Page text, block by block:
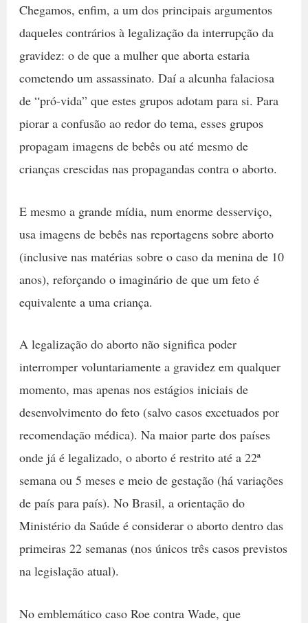
Chegamos, enfim, a um dos principais argumentos
daqueles contrários à legalização da interrupção da
gravidez: o de que a mulher que aborta estaria
cometendo um assassinato. Daí a alcunha falaciosa
de “pró-vida” que estes grupos adotam para si. Para
piorar a confusão ao redor do tema, esses grupos
propagam imagens de bebês ou até mesmo de
crianças crescidas nas propagandas contra o aborto.
E mesmo a grande mídia, num enorme desserviço,
usa imagens de bebês nas reportagens sobre aborto
(inclusive nas matérias sobre o caso da menina de 10
anos), reforçando o imaginário de que um feto é
equivalente a uma criança.
A legalização do aborto não significa poder
interromper voluntariamente a gravidez em qualquer
momento, mas apenas nos estágios iniciais de
desenvolvimento do feto (salvo casos excetuados por
recomendação médica). Na maior parte dos países
onde já é legalizado, o aborto é restrito até a 22ª
semana ou 5 meses e meio de gestação (há variações
de país para país). No Brasil, a orientação do
Ministério da Saúde é considerar o aborto dentro das
primeiras 22 semanas (nos únicos três casos previstos
na legislação atual).
No emblemático caso Roe contra Wade, que